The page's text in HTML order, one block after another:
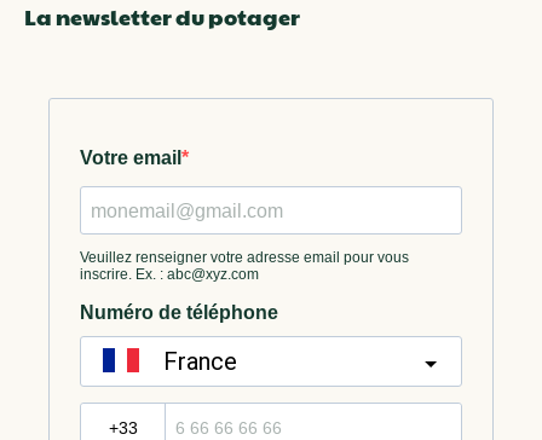
La newsletter du potager